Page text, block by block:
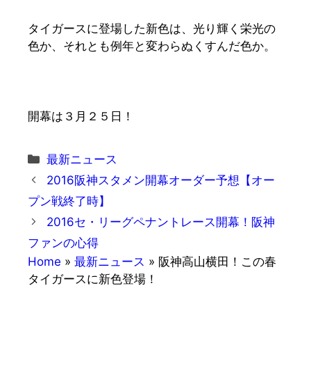
タイガースに登場した新色は、光り輝く栄光の
色か、それとも例年と変わらぬくすんだ色か。
開幕は３月２５日！
カ
テ
リ
ー
最新ニュース
2016阪神スタメン開幕オーダー予想【オー
プン戦終了時】
2016セ・リーグペナントレース開幕！阪神
ファンの心得
Home » 最新ニュース » 阪神高山横田！この春
タイガースに新色登場！